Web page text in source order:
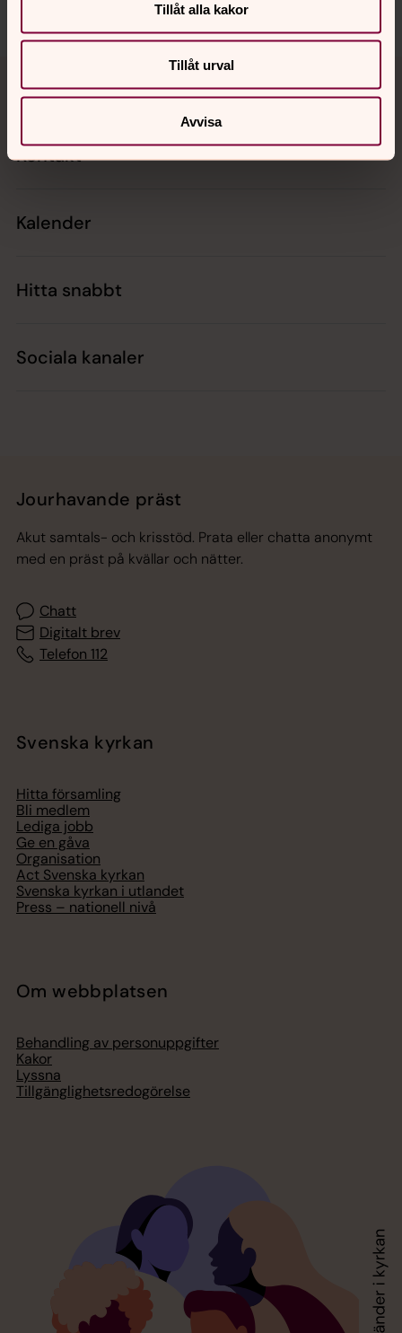
Tillåt alla kakor
Tillåt urval
Avvisa
Kontakt
Kalender
Hitta snabbt
Sociala kanaler
Jourhavande präst
Akut samtals- och krisstöd. Prata eller chatta anonymt
med en präst på kvällar och nätter.
Chatt
Digitalt brev
Telefon 112
Svenska kyrkan
Hitta församling
Bli medlem
Lediga jobb
Ge en gåva
Organisation
Act Svenska kyrkan
Svenska kyrkan i utlandet
Press – nationell nivå
Om webbplatsen
Behandling av personuppgifter
Kakor
Lyssna
Tillgänglighetsredogörelse